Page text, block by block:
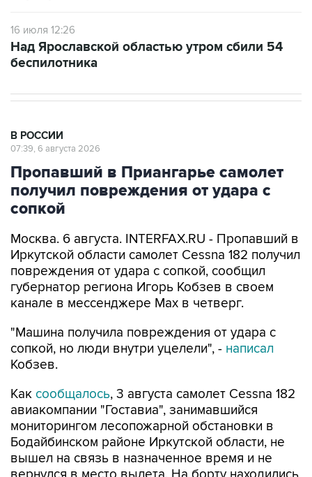
16 июля 12:26
Над Ярославской областью утром сбили 54
беспилотника
В РОССИИ
07:39, 6 августа 2026
Пропавший в Приангарье самолет
получил повреждения от удара с
сопкой
Москва. 6 августа. INTERFAX.RU - Пропавший в
Иркутской области самолет Cessna 182 получил
повреждения от удара с сопкой, сообщил
губернатор региона Игорь Кобзев в своем
канале в мессенджере Мах в четверг.
"Машина получила повреждения от удара с
сопкой, но люди внутри уцелели", - написал
Кобзев.
Как сообщалось, 3 августа самолет Cessna 182
авиакомпании "Гоставиа", занимавшийся
мониторингом лесопожарной обстановки в
Бодайбинском районе Иркутской области, не
вышел на связь в назначенное время и не